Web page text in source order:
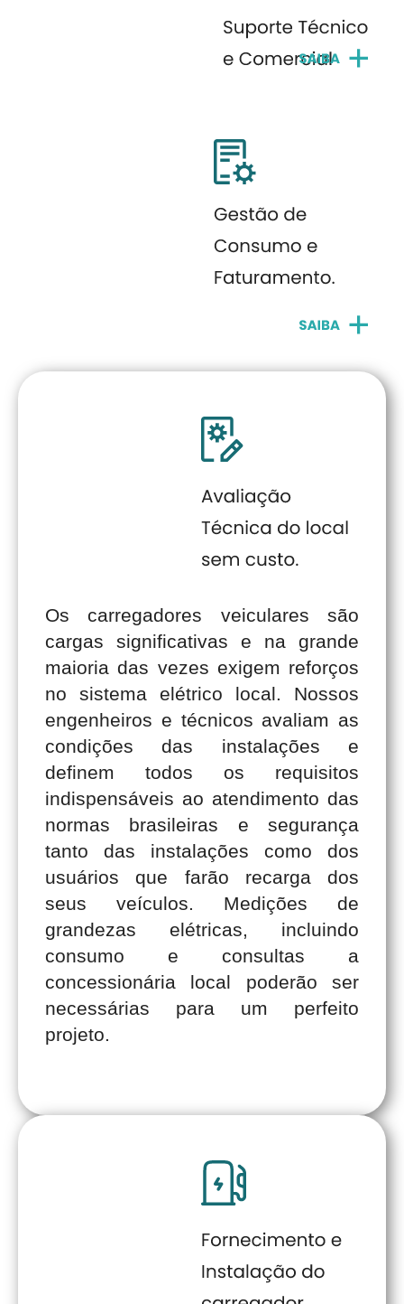
Os carregadores veiculares são
cargas significativas e na grande
maioria das vezes exigem reforços
no sistema elétrico local. Nossos
engenheiros e técnicos avaliam as
condições das instalações e
definem todos os requisitos
indispensáveis ao atendimento das
normas brasileiras e segurança
tanto das instalações como dos
usuários que farão recarga dos
seus veículos. Medições de
grandezas elétricas, incluindo
consumo e consultas a
concessionária local poderão ser
necessárias para um perfeito
projeto.